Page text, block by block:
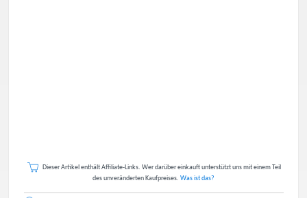
Dieser Artikel enthält Affiliate-Links. Wer darüber einkauft unterstützt uns mit einem Teil
des unveränderten Kaufpreises. Was ist das?